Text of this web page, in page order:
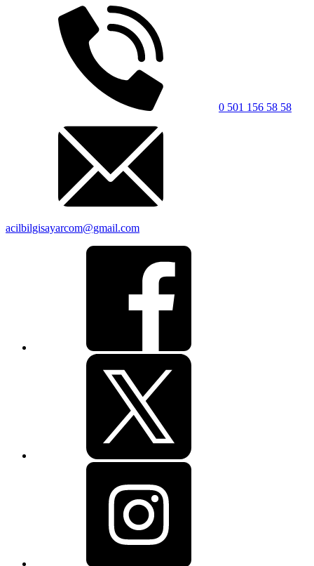
0 501 156 58 58
acilbilgisayarcom@gmail.com